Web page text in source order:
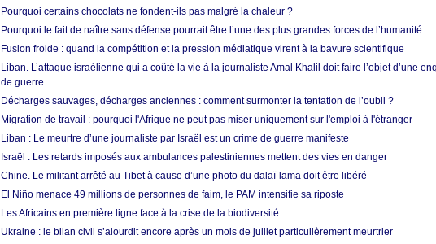
Pourquoi certains chocolats ne fondent-ils pas malgré la chaleur ?
Pourquoi le fait de naître sans défense pourrait être l’une des plus grandes forces de l’humanité
Fusion froide : quand la compétition et la pression médiatique virent à la bavure scientifique
Liban. L’attaque israélienne qui a coûté la vie à la journaliste Amal Khalil doit faire l’objet d’une
de guerre
Décharges sauvages, décharges anciennes : comment surmonter la tentation de l’oubli ?
Migration de travail : pourquoi l'Afrique ne peut pas miser uniquement sur l'emploi à l'étranger
Liban : Le meurtre d’une journaliste par Israël est un crime de guerre manifeste
Israël : Les retards imposés aux ambulances palestiniennes mettent des vies en danger
Chine. Le militant arrêté au Tibet à cause d’une photo du dalaï-lama doit être libéré
El Niño menace 49 millions de personnes de faim, le PAM intensifie sa riposte
Les Africains en première ligne face à la crise de la biodiversité
Ukraine : le bilan civil s’alourdit encore après un mois de juillet particulièrement meurtrier